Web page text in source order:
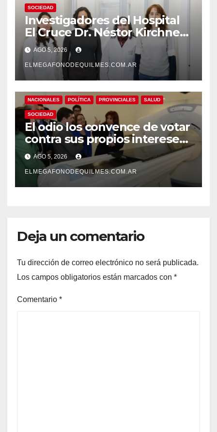
SOCIEDAD
Investigadores del Hospital
El Cruce Dr. Néstor Kirchner
desarrollan un estudio
pionero sobre el
envejecimiento cerebral y las
demencias
AGO 5, 2026
ELMEGAFONODEQUILMES.COM.AR
NACIONALES POLÍTICA PROVINCIALES SALUD
SOCIEDAD
El odio los convence de votar
contra sus propios intereses.
Una Sociedad atrapada en la
grieta
AGO 5, 2026
ELMEGAFONODEQUILMES.COM.AR
Deja un comentario
Tu dirección de correo electrónico no será publicada.
Los campos obligatorios están marcados con *
Comentario *